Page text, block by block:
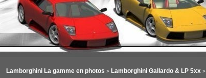
Lamborghini La gamme en photos > Lamborghini Gallardo & LP 5xx>